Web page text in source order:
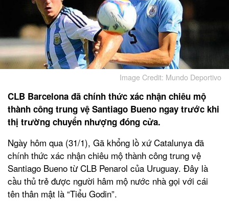
Image Credit: Mundo Deportivo
CLB Barcelona đã chính thức xác nhận chiêu mộ
thành công trung vệ Santiago Bueno ngay trước khi
thị trường chuyển nhượng đóng cửa.
Ngày hôm qua (31/1), Gã khổng lồ xứ Catalunya đã
chính thức xác nhận chiêu mộ thành công trung vệ
Santiago Bueno từ CLB Penarol của Uruguay. Đây là
cầu thủ trẻ được người hâm mộ nước nhà gọi với cái
tên thân mật là “Tiểu Godin”.